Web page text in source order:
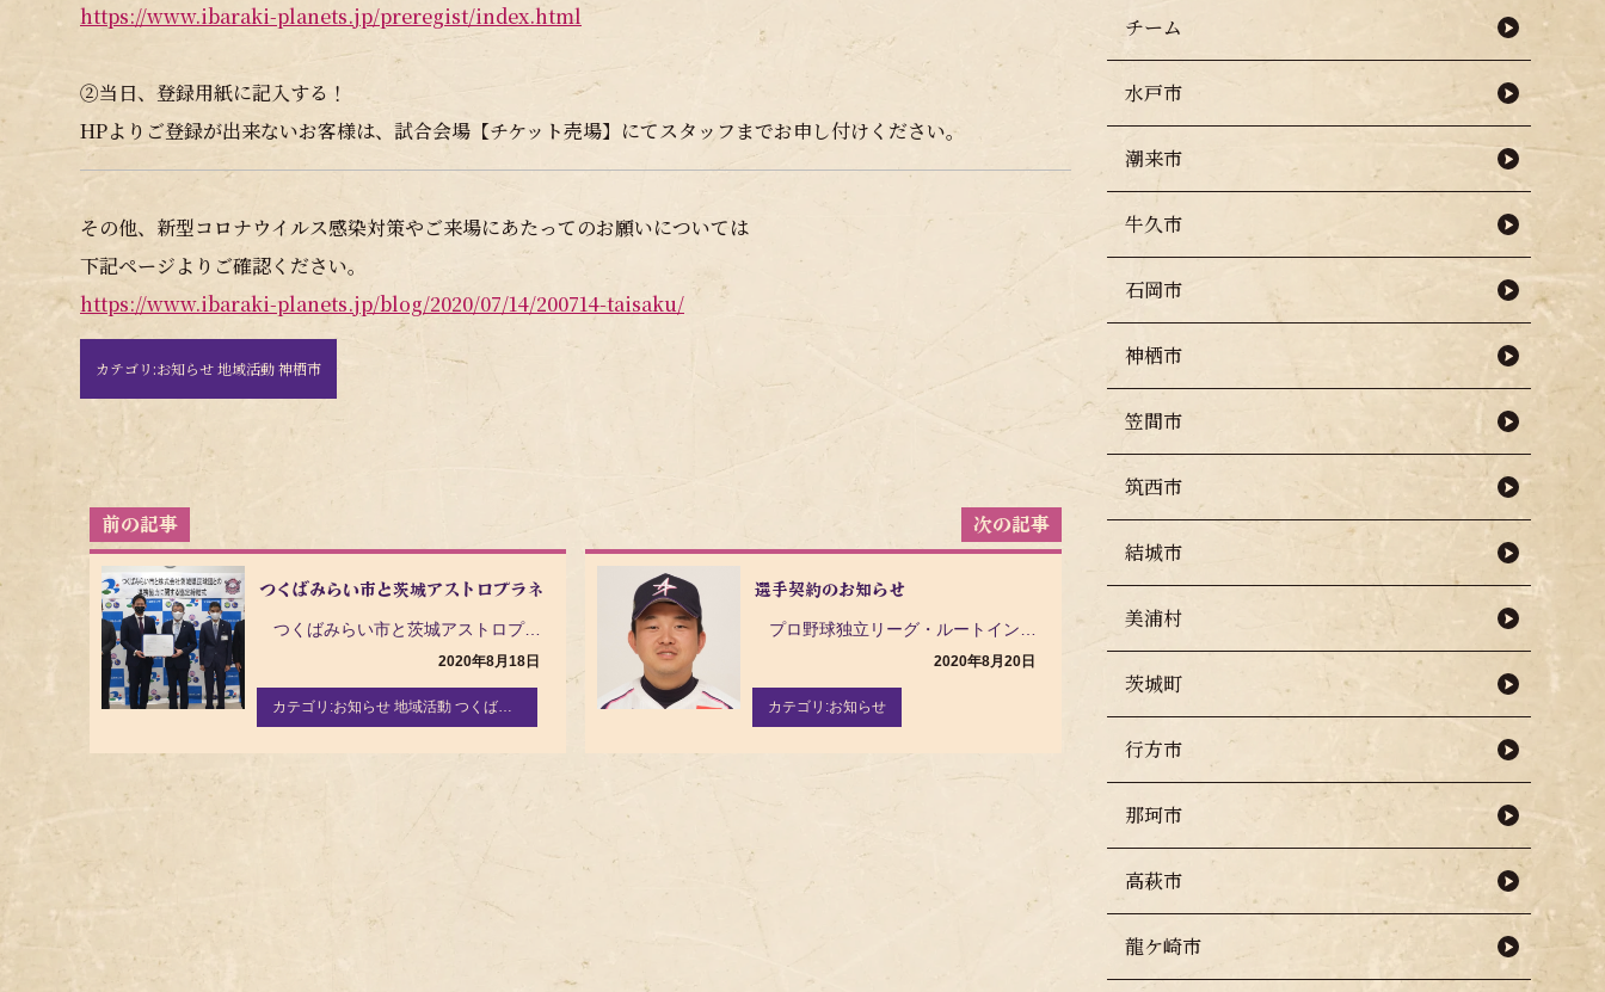
https://www.ibaraki-planets.jp/preregist/index.html
②当日、登録用紙に記入する！
HPよりご登録が出来ないお客様は、試合会場【チケット売場】にてスタッフまでお申し付けください。
その他、新型コロナウイルス感染対策やご来場にあたってのお願いについては
下記ページよりご確認ください。
https://www.ibaraki-planets.jp/blog/2020/07/14/200714-taisaku/
カテゴリ:お知らせ 地域活動 神栖市
投
稿
ビ
ゲ
ー
シ
ョ
つくばみらい市と茨城アストロプラネッツがフレンドリータウン協定を締結
つくばみらい市と茨城アストロプラネッツを運営する株式会社茨城県民球団は、それぞれの資源を有効活用し…
2020年8月18日
カテゴリ:お知らせ 地域活動 つくばみらい市
選手契約のお知らせ
2020年8月20日
カテゴリ:お知らせ
チーム
水戸市
潮来市
牛久市
石岡市
神栖市
笠間市
筑西市
結城市
美浦村
茨城町
行方市
那珂市
高萩市
龍ケ崎市